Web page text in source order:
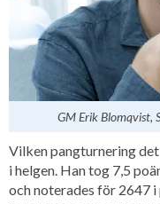
GM Erik Blomqvist,
Vilken pangturnering
i helgen. Han tog 7,5
och noterades för 2647